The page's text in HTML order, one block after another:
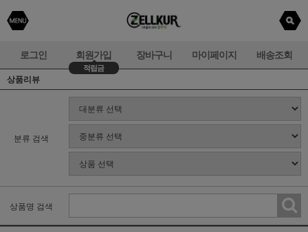
로그인 회원가입
적립금
장바구니 마이페이지 배송조회
상품리뷰
분류 검색
상품명 검색